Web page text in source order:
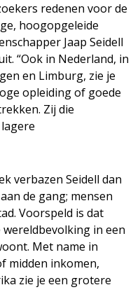
redenen voor de
hoogopgeleide
Jaap Seidell
“Ook in Nederland, in
en Limburg, zie je
opleiding of goede
Zij die
verbazen Seidell dan
de gang; mensen
Voorspeld is dat
in een
Met name in
midden inkomen,
zie je een grotere